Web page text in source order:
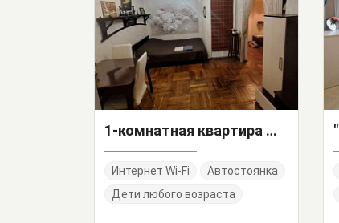
1-комнатная квартира Жемчужная 5/А
Интернет Wi-Fi
Автостоянка
Дети любого возраста